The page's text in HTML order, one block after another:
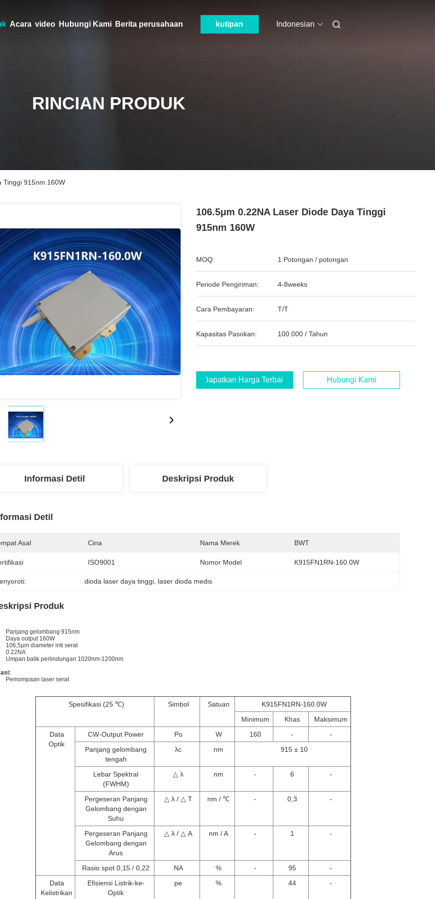
Acara video Hubungi Kami Berita perusahaan kutipan Indonesian
RINCIAN PRODUK
Tinggi 915nm 160W
106.5μm 0.22NA Laser Diode Daya Tinggi
915nm 160W
MOQ: 1 Potongan / potongan
Periode Pengiriman: 4-8weeks
Cara Pembayaran: T/T
Kapasitas Pasokan: 100.000 / Tahun
Dapatkan Harga Terbaik Hubungi Kami
Informasi Detil Deskripsi Produk
Detil
Asal Cina Nama Merek BWT
ISO9001 Nomor Model K915FN1RN-160.0W
dioda laser daya tinggi laser dioda medis
Produk
Panjang gelombang 915nm
Daya output 160W
106,5μm diameter inti serat
0.22NA
Umpan balik perlindungan 1020nm-1200nm
:
Pemompaan laser serat
Spesifikasi (25 ℃) Simbol Satuan
K915FN1RN-160.0W
Minimum
Khas
Maksimum
Data
Optik
CW-Output Power Po W 160 -
-
Panjang gelombang
tengah
λc nm 915 ± 10
Lebar Spektral
(FWHM)
△ λ nm - 6 -
Pergeseran Panjang
Gelombang dengan
Suhu
△ λ / △ T nm / ℃ - 0,3 -
Pergeseran Panjang
Gelombang dengan
Arus
△ λ / △ A nm / A - 1 -
Rasio spot 0,15 / 0,22 NA % - 95
-
Data
Kelistrikan
Efisiensi Listrik-ke-
Optik
pe % 44 -